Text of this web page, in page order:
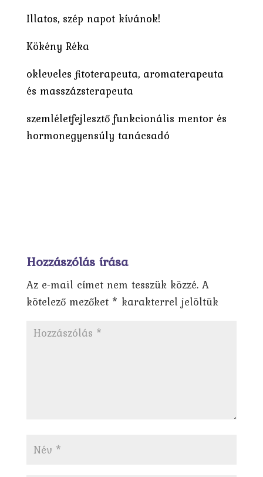
Illatos, szép napot kívánok!
Kökény Réka
okleveles fitoterapeuta, aromaterapeuta
és masszázsterapeuta
szemléletfejlesztő funkcionális mentor és
hormonegyensúly tanácsadó
Hozzászólás írása
Az e-mail címet nem tesszük közzé. A
kötelező mezőket * karakterrel jelöltük